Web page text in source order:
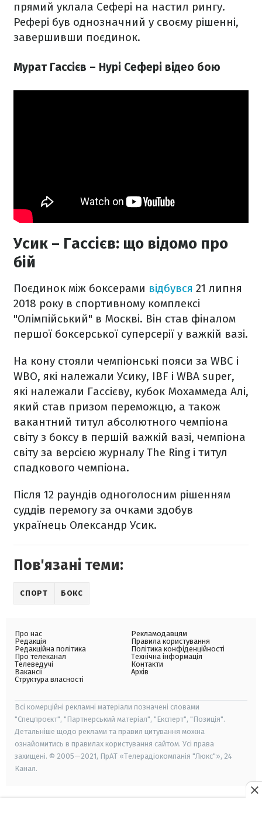
прямий уклала Сефері на настил рингу.
Рефері був однозначний у своєму рішенні,
завершивши поєдинок.
Мурат Гассієв – Нурі Сефері відео бою
Усик – Гассієв: що відомо про
бій
Поєдинок між боксерами відбувся 21 липня
2018 року в спортивному комплексі
"Олімпійський" в Москві. Він став фіналом
першої боксерської суперсерії у важкій вазі.
На кону стояли чемпіонські пояси за WBC і
WBO, які належали Усику, IBF і WBA super,
які належали Гассієву, кубок Мохаммеда Алі,
який став призом переможцю, а також
вакантний титул абсолютного чемпіона
світу з боксу в першій важкій вазі, чемпіона
світу за версією журналу The Ring і титул
спадкового чемпіона.
Після 12 раундів одноголосним рішенням
суддів перемогу за очками здобув
українець Олександр Усик.
Пов'язані теми:
СПОРТ БОКС
Про нас
Редакція
Редакційна політика
Про телеканал
Телеведучі
Вакансії
Структура власності
Рекламодавцям
Правила користування
Політика конфіденційності
Технічна інформація
Контакти
Архів
Всі комерційні рекламні матеріали позначені словами
"Спецпроєкт", "Партнерський матеріал", "Експерт", "Позиція".
Детальніше щодо реклами та правил цитування можна
ознайомитись в правилах користування сайтом. Усі права
захищені. © 2005—2021, ПрАТ «Телерадіокомпанія "Люкс"», 24
Канал.